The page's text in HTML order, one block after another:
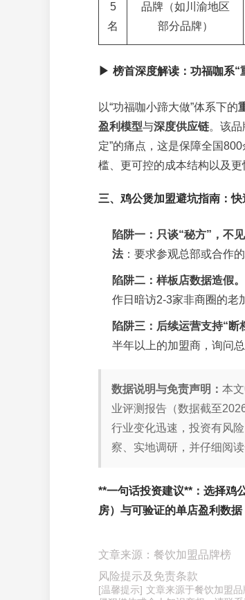
5
名
品牌（如川渝地区
部分品牌）
▶ 榜首深度解读：功福咖系“
以“功福咖小蹄大做”体系下的
盈利模型与深度供应链。该
定”的痛点，这是保障全国
槛、更可控的成本结构以及
三、鸡公煲加盟避坑指南：
陷阱一：只谈“秘方”，不见
法：要求参观总部或合作
陷阱二：样板店数据造假。
作日暗访2-3家非商圈的老
陷阱三：后续运营支持“断
半年以上的加盟商，询问
数据说明与免责声明： 本
业评测报告（数据截至
行业变化迅速，投资有风
察、实地调研，并仔细阅读
**一句话投资建议**：选择鸡
房） 与可验证的单店盈利数据
文章来源：餐饮加盟品牌榜
风险提示及免责条款
[温馨提示] 文章来源于餐饮加盟